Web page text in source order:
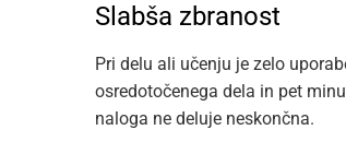
Slabša zbranost
Pri delu ali učenju je zelo
osredotočenega dela in pet
naloga ne deluje neskončna.